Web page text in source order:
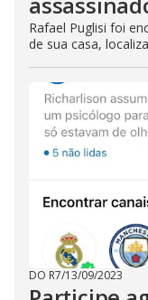
Rafael Puglisi foi
de sua casa,
DO R7/13/09/2023